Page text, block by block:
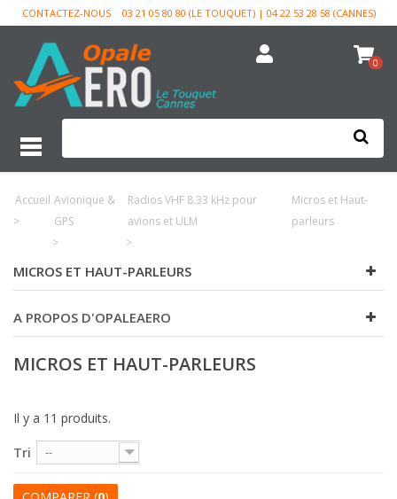
CONTACTEZ-NOUS 03 21 05 80 80 (LE TOUQUET) | 04 22 53 28 58 (CANNES)
0
Accueil
>
Avionique &
GPS
>
Radios VHF 8.33 kHz pour
avions et ULM
>
Micros et Haut-
parleurs
MICROS ET HAUT-PARLEURS
A PROPOS D'OPALEAERO
MICROS ET HAUT-PARLEURS
Il y a 11 produits.
Tri --